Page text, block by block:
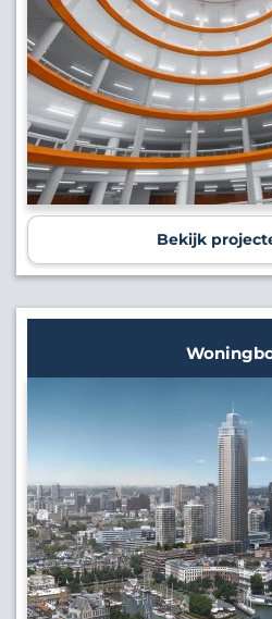
Bekijk